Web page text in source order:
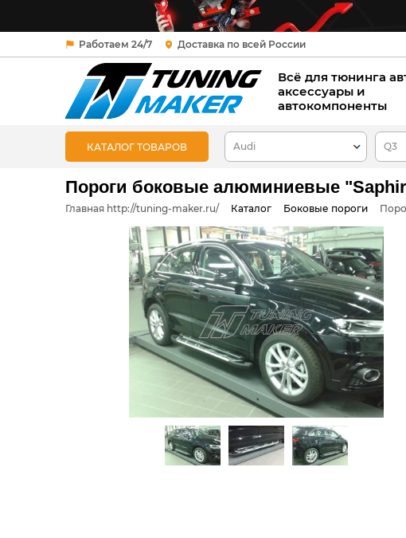
Работаем 24/7 Доставка по всей России
Всё для тюнинга
аксессуары и
автокомпоненты
КАТАЛОГ ТОВАРОВ
Пороги боковые алюминиевые
Главная http://tuning-maker.ru/ Каталог Боковые пороги